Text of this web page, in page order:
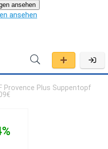
ansehen
ansehen
Provence Plus Suppentopf